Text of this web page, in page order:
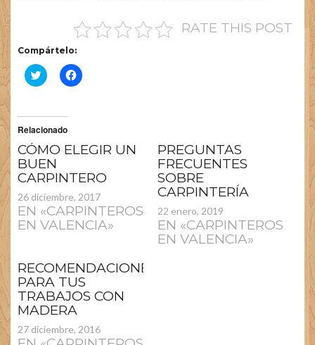
RATE THIS POST
Compártelo:
HAZ
CLIC
COMPARTIR
EN
TWITTER
(SE
ABRE
EN
UNA
VENTANA
NUEVA)
HAZ
CLIC
FACEBOOK
(SE
ABRE
EN
UNA
VENTANA
NUEVA)
Relacionado
CÓMO ELEGIR UN
BUEN
CARPINTERO
26 diciembre, 2017
EN «CARPINTEROS
EN VALENCIA»
PREGUNTAS
FRECUENTES
SOBRE
CARPINTERÍA
22 enero, 2019
EN «CARPINTEROS
EN VALENCIA»
RECOMENDACIONES
PARA TUS
TRABAJOS CON
MADERA
27 diciembre, 2016